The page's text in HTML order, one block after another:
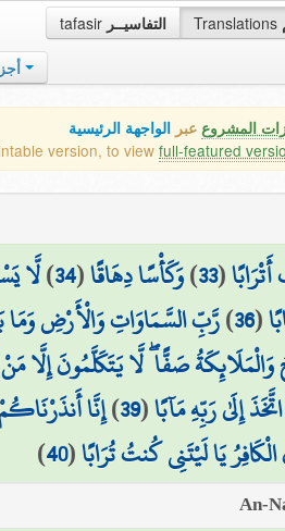
tafasir التفاسيــر Translations
المشروع عبر الواجهة الرئيسية
version, to view full-featured
(
33
)وَكَأْسًا دِهَاقًا(
34
)لَّا
(
36
)رَّبِّ السَّمَاوَاتِ وَالْأَرْضِ وَمَا
وَالْمَلَائِكَةُ صَفًّا ۖ لَّا يَتَكَلَّمُونَ إِلَّا
إِلَىٰ رَبِّهِ مَآبًا(
39
)إِنَّا
يَا لَيْتَنِي كُنتُ تُرَابًا(
40
)